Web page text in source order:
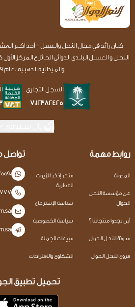
كيان رائد في مجال النحل والعسل - أحد اكـبر
والميدالية الذهبية لعام 2019 ✨
السجل التجاري
7012382425
روابط مهمة
المدونة
عن مؤسسة النحل
الجوال
أين تجدوا منتجاتنا ؟
مدونة النحل الجوال
فروع النحل الجوال
متجر إذخر للزيوت
العطرية
سياسة الإسترجاع
سياسة الخصوصية
مبيعات الجملة
الشكاوى والاقتراحات
تواصل
تحميل تطبيق